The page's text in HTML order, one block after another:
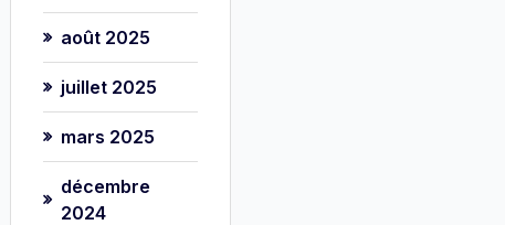
août 2025
juillet 2025
mars 2025
décembre
2024